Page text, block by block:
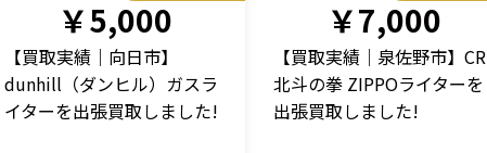
￥5,000
【買取実績｜向日市】
dunhill（ダンヒル）ガスラ
イターを出張買取しました!
￥7,000
【買取実績｜泉佐野市】CR
北斗の拳 ZIPPOライターを
出張買取しました!